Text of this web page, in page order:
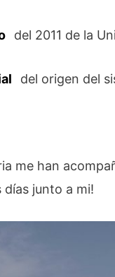
del 2011 de la
del origen del
me han
junto a mi!